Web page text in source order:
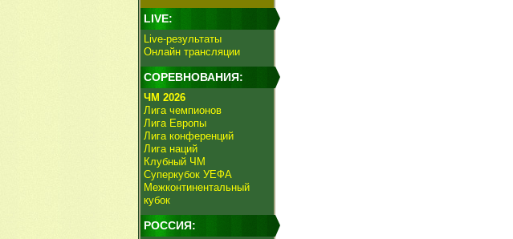
LIVE:
Live-результаты
Онлайн трансляции
СОРЕВНОВАНИЯ:
ЧМ 2026
Лига чемпионов
Лига Европы
Лига конференций
Лига наций
Клубный ЧМ
Суперкубок УЕФА
Межконтинентальный
кубок
РОССИЯ: